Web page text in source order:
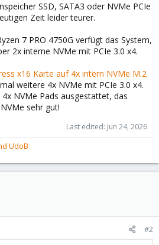
SSD, SATA3 oder NVMe PCIe
Zeit leider teurer.
7 PRO 4750G verfügt das System,
2x interne NVMe mit PCIe 3.0 x4.
x16 Karte auf 4x intern NVMe M.2
weitere 4x NVMe mit PCIe 3.0 x4.
NVMe Pads ausgestattet, das
sehr gut!
Last edited: Jun 24, 2026
UdoB
#2